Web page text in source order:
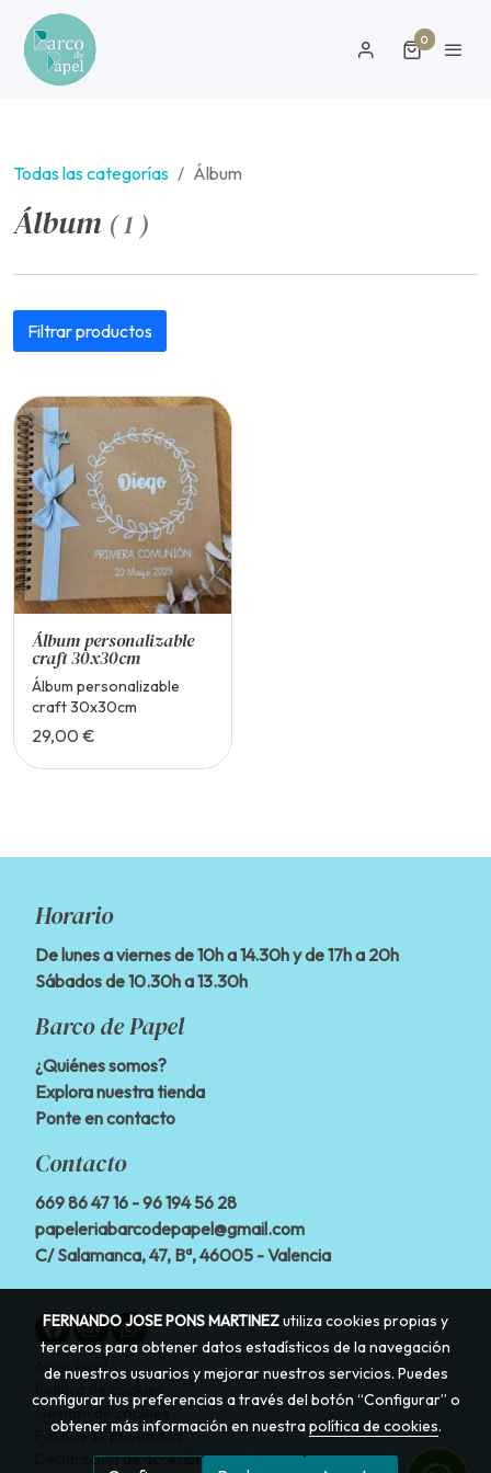
0
Todas las categorías Álbum
Álbum (1 )
Filtrar productos
Álbum personalizable
craft 30x30cm
Álbum personalizable
craft 30x30cm
29,00 €
Horario
De lunes a viernes de 10h a 14.30h y de 17h a 20h
Sábados de 10.30h a 13.30h
Barco de Papel
¿Quiénes somos?
Explora nuestra tienda
Ponte en contacto
Contacto
669 86 47 16 - 96 194 56 28
papeleriabarcodepapel@gmail.com
C/ Salamanca, 47, Bª, 46005 - Valencia
Aviso legal
Política de cookies
Gestión de cookies
Política de privacidad
Declaración de accesibilidad
FERNANDO JOSE PONS MARTINEZutiliza cookies propias y
terceros para obtener datos estadísticos de la navegación
de nuestros usuarios y mejorar nuestros servicios. Puedes
configurar tus preferencias a través del botón “Configurar” o
obtener más información en nuestrapolítica de cookies.